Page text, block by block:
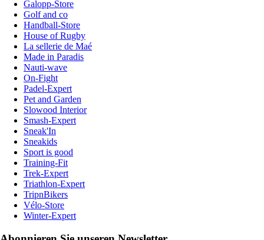
Galopp-Store
Golf and co
Handball-Store
House of Rugby
La sellerie de Maé
Made in Paradis
Nauti-wave
On-Fight
Padel-Expert
Pet and Garden
Slowood Interior
Smash-Expert
Sneak'In
Sneakids
Sport is good
Training-Fit
Trek-Expert
Triathlon-Expert
TripnBikers
Vélo-Store
Winter-Expert